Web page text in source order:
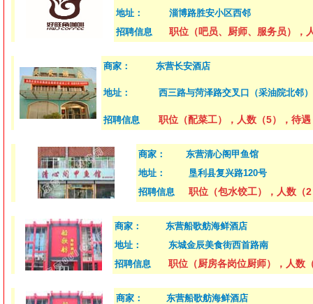
地址：
淄博路胜安小区西邻
招聘信息
职位（吧员、厨师、服务员），
商家： 东营长安酒店
地址： 西三路与菏泽路交叉口（采油院北邻）
招聘信息 职位（配菜工），人数（5），待
商家：
东营清心阁甲鱼馆
地址：
垦利县复兴路120号
招聘信息
职位（包水饺工），人数（
商家：
东营船歌舫海鲜酒店
地址：
东城金辰美食街西首路南
招聘信息
职位（厨房各岗位厨师），人数
商家：
东营船歌舫海鲜酒店